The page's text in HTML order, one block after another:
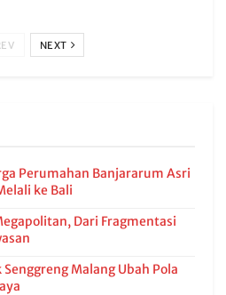
NEXT
Perumahan Banjararum Asri
ke Bali
Dari Fragmentasi
Malang Ubah Pola